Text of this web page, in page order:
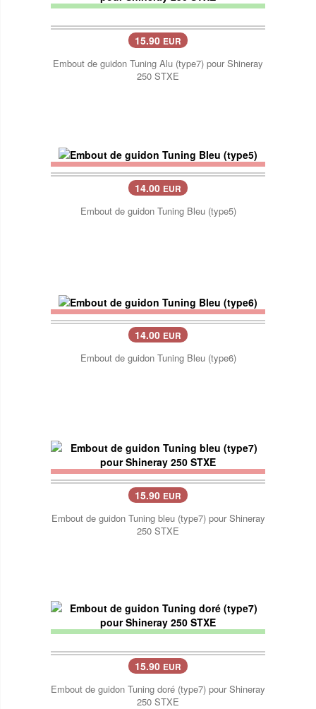
15.90 EUR
Embout de guidon Tuning Alu (type7) pour Shineray
250 STXE
14.00 EUR
Embout de guidon Tuning Bleu (type5)
14.00 EUR
Embout de guidon Tuning Bleu (type6)
15.90 EUR
Embout de guidon Tuning bleu (type7) pour Shineray
250 STXE
15.90 EUR
Embout de guidon Tuning doré (type7) pour Shineray
250 STXE